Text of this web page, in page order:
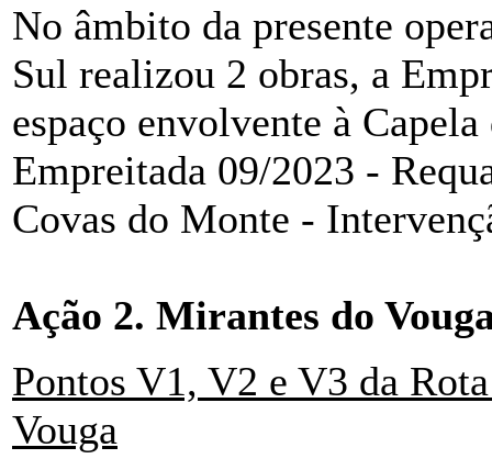
No âmbito da presente
Sul realizou 2 obras, a
espaço envolvente à
Empreitada 09/2023 -
Covas do Monte -
Ação 2. Mirantes do
Pontos V1, V2 e V3 da
Vouga